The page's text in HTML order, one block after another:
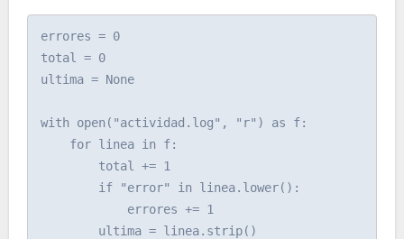
errores = 0
total = 0
ultima = None
with open("actividad.log", "r") as f: